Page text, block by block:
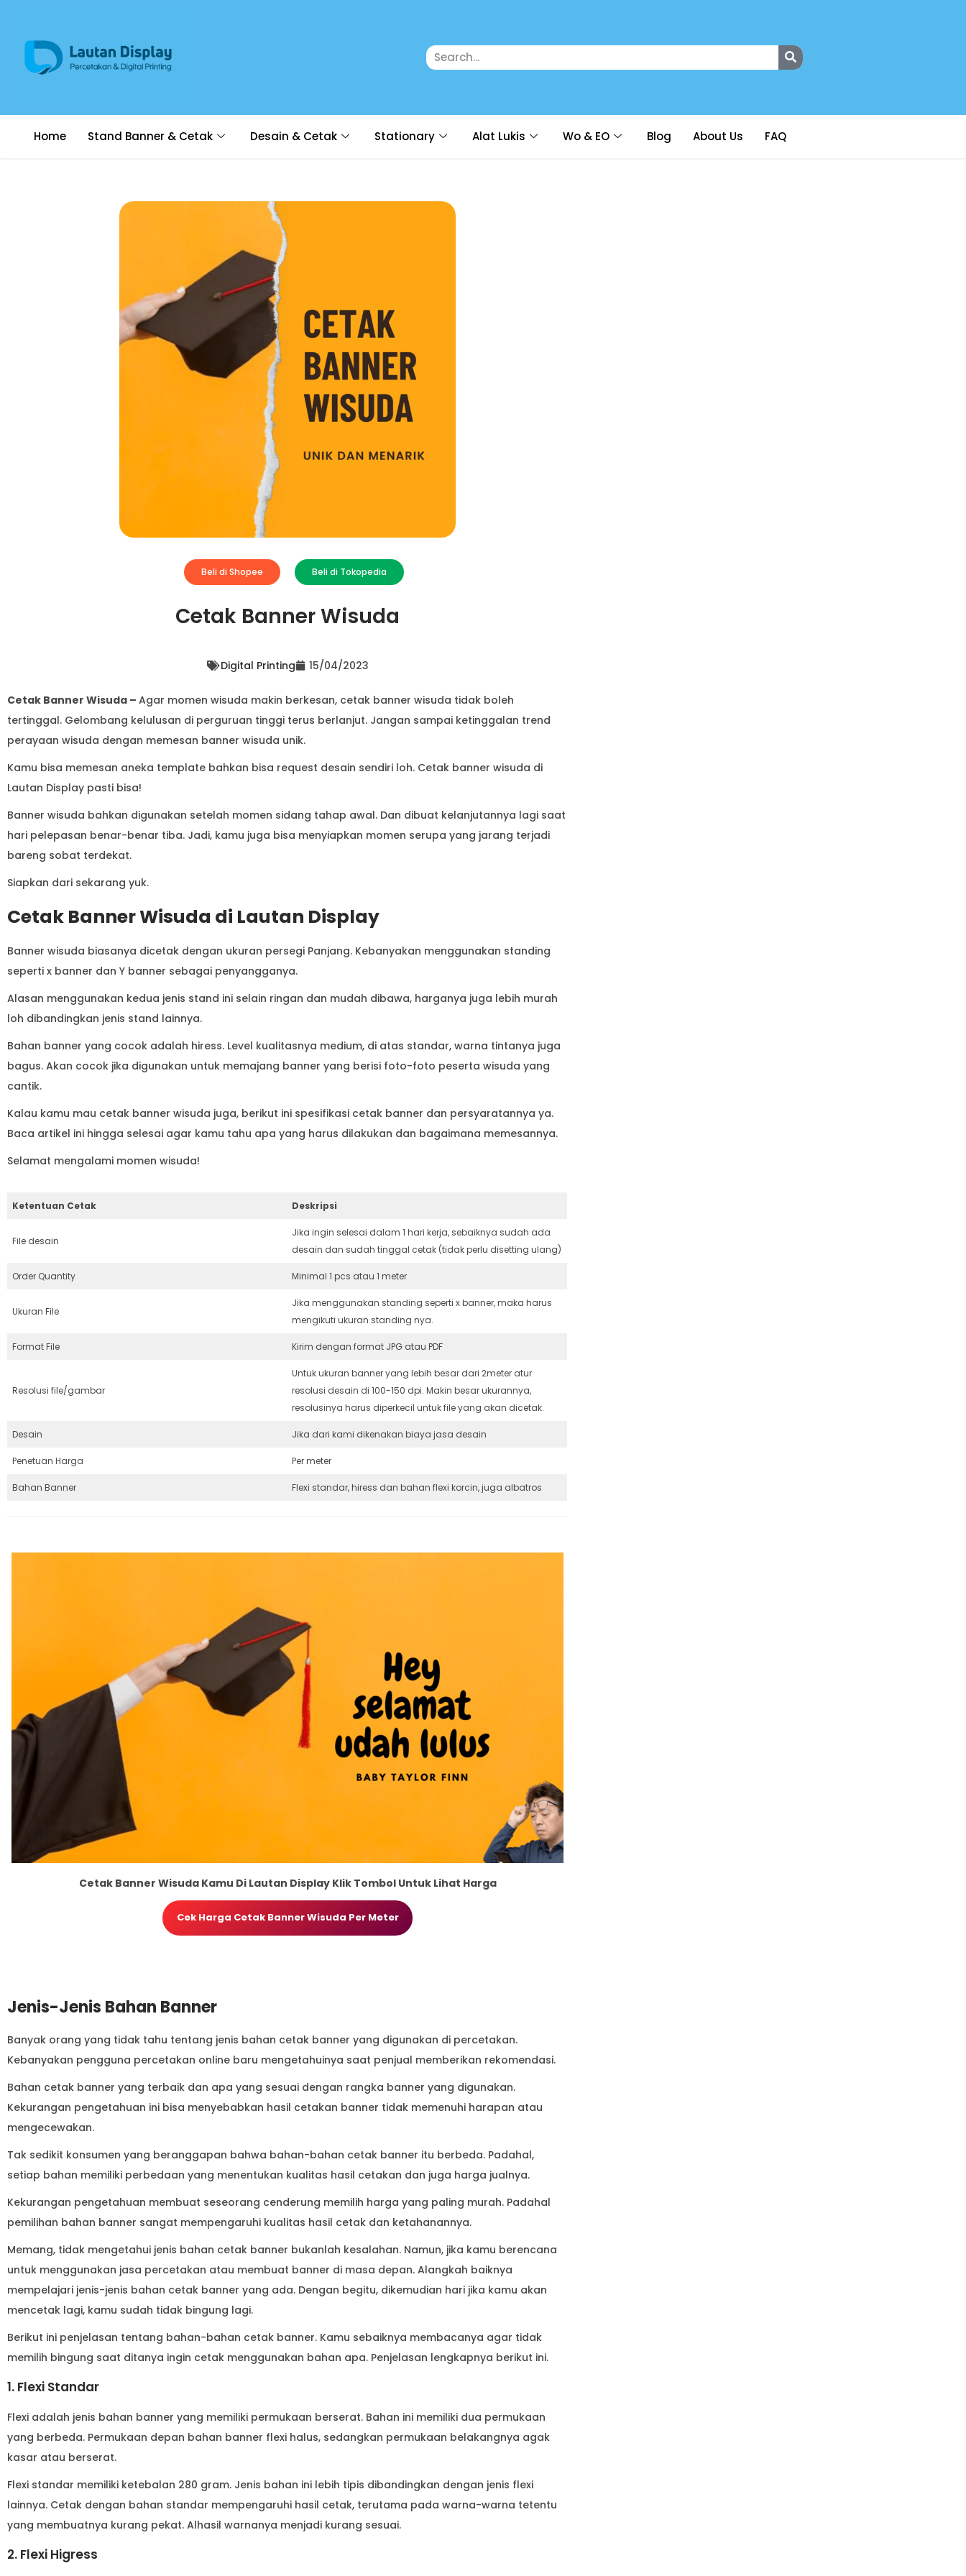
Home Stand Banner & Cetak Desain & Cetak Stationary Alat Lukis Wo & EO Blog About Us FAQ
Beli di Shopee Beli di Tokopedia
Cetak Banner Wisuda
Digital Printing 15/04/2023
Cetak Banner Wisuda – Agar momen wisuda makin berkesan, cetak banner wisuda tidak boleh
tertinggal. Gelombang kelulusan di perguruan tinggi terus berlanjut. Jangan sampai ketinggalan trend
perayaan wisuda dengan memesan banner wisuda unik.
Kamu bisa memesan aneka template bahkan bisa request desain sendiri loh. Cetak banner wisuda di
Lautan Display pasti bisa!
Banner wisuda bahkan digunakan setelah momen sidang tahap awal. Dan dibuat kelanjutannya lagi saat
hari pelepasan benar-benar tiba. Jadi, kamu juga bisa menyiapkan momen serupa yang jarang terjadi
bareng sobat terdekat.
Siapkan dari sekarang yuk.
Cetak Banner Wisuda di Lautan Display
Banner wisuda biasanya dicetak dengan ukuran persegi Panjang. Kebanyakan menggunakan standing
seperti x banner dan Y banner sebagai penyangganya.
Alasan menggunakan kedua jenis stand ini selain ringan dan mudah dibawa, harganya juga lebih murah
loh dibandingkan jenis stand lainnya.
Bahan banner yang cocok adalah hiress. Level kualitasnya medium, di atas standar, warna tintanya juga
bagus. Akan cocok jika digunakan untuk memajang banner yang berisi foto-foto peserta wisuda yang
cantik.
Kalau kamu mau cetak banner wisuda juga, berikut ini spesifikasi cetak banner dan persyaratannya ya.
Baca artikel ini hingga selesai agar kamu tahu apa yang harus dilakukan dan bagaimana memesannya.
Selamat mengalami momen wisuda!
Ketentuan Cetak Deskripsi
File desain
Jika ingin selesai dalam 1 hari kerja, sebaiknya sudah ada
desain dan sudah tinggal cetak (tidak perlu disetting ulang)
Order Quantity Minimal 1 pcs atau 1 meter
Ukuran File
Jika menggunakan standing seperti x banner, maka harus
mengikuti ukuran standing nya.
Format File Kirim dengan format JPG atau PDF
Resolusi file/gambar
Untuk ukuran banner yang lebih besar dari 2meter atur
resolusi desain di 100-150 dpi. Makin besar ukurannya,
resolusinya harus diperkecil untuk file yang akan dicetak.
Desain Jika dari kami dikenakan biaya jasa desain
Penetuan Harga Per meter
Bahan Banner Flexi standar, hiress dan bahan flexi korcin, juga albatros
Cetak Banner Wisuda Kamu Di Lautan Display Klik Tombol Untuk Lihat Harga
Cek Harga Cetak Banner Wisuda Per Meter
Jenis-Jenis Bahan Banner
Banyak orang yang tidak tahu tentang jenis bahan cetak banner yang digunakan di percetakan.
Kebanyakan pengguna percetakan online baru mengetahuinya saat penjual memberikan rekomendasi.
Bahan cetak banner yang terbaik dan apa yang sesuai dengan rangka banner yang digunakan.
Kekurangan pengetahuan ini bisa menyebabkan hasil cetakan banner tidak memenuhi harapan atau
mengecewakan.
Tak sedikit konsumen yang beranggapan bahwa bahan-bahan cetak banner itu berbeda. Padahal,
setiap bahan memiliki perbedaan yang menentukan kualitas hasil cetakan dan juga harga jualnya.
Kekurangan pengetahuan membuat seseorang cenderung memilih harga yang paling murah. Padahal
pemilihan bahan banner sangat mempengaruhi kualitas hasil cetak dan ketahanannya.
Memang, tidak mengetahui jenis bahan cetak banner bukanlah kesalahan. Namun, jika kamu berencana
untuk menggunakan jasa percetakan atau membuat banner di masa depan. Alangkah baiknya
mempelajari jenis-jenis bahan cetak banner yang ada. Dengan begitu, dikemudian hari jika kamu akan
mencetak lagi, kamu sudah tidak bingung lagi.
Berikut ini penjelasan tentang bahan-bahan cetak banner. Kamu sebaiknya membacanya agar tidak
memilih bingung saat ditanya ingin cetak menggunakan bahan apa. Penjelasan lengkapnya berikut ini.
1. Flexi Standar
Flexi adalah jenis bahan banner yang memiliki permukaan berserat. Bahan ini memiliki dua permukaan
yang berbeda. Permukaan depan bahan banner flexi halus, sedangkan permukaan belakangnya agak
kasar atau berserat.
Flexi standar memiliki ketebalan 280 gram. Jenis bahan ini lebih tipis dibandingkan dengan jenis flexi
lainnya. Cetak dengan bahan standar mempengaruhi hasil cetak, terutama pada warna-warna tetentu
yang membuatnya kurang pekat. Alhasil warnanya menjadi kurang sesuai.
2. Flexi Higress